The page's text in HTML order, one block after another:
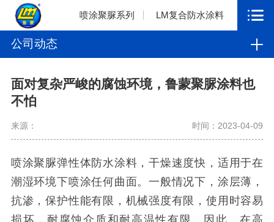
喷涂聚脲系列 LM复合防水涂料
公司动态
面对复杂严峻的腐蚀环境，鲁蒙聚脲涂料也
不怕
来源： 时间：2023-04-09
喷涂聚脲弹性体防水涂料，干燥速度快，适用于在
潮湿环境下喷涂任何曲面。一般情况下，涂层薄，
抗渗，保护性能有限，机械强度有限，使用时容易
损坏，耐腐蚀介质和耐高温性有限。因此，在高